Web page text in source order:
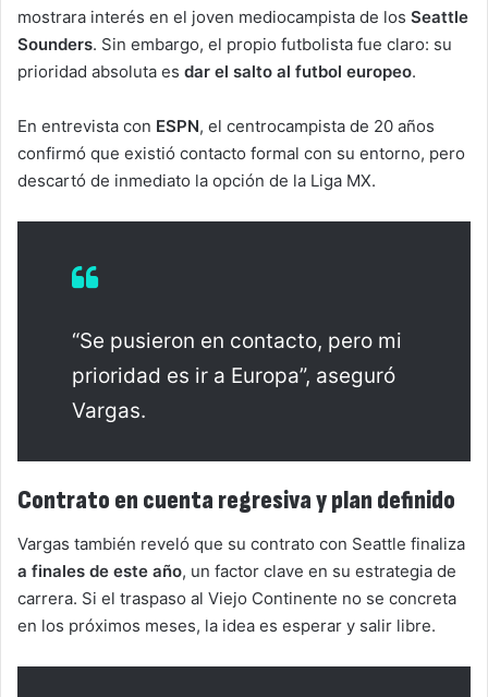
mostrara interés en el joven mediocampista de los Seattle
Sounders. Sin embargo, el propio futbolista fue claro: su
prioridad absoluta es dar el salto al futbol europeo.
En entrevista con ESPN, el centrocampista de 20 años
confirmó que existió contacto formal con su entorno, pero
descartó de inmediato la opción de la Liga MX.
“Se pusieron en contacto, pero mi
prioridad es ir a Europa”, aseguró
Vargas.
Contrato en cuenta regresiva y plan definido
Vargas también reveló que su contrato con Seattle finaliza
a finales de este año, un factor clave en su estrategia de
carrera. Si el traspaso al Viejo Continente no se concreta
en los próximos meses, la idea es esperar y salir libre.